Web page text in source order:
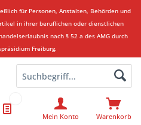
für Personen, Anstalten, Behörden und
in ihrer beruflichen oder dienstlichen
nach § 52 a des AMG durch
Freiburg.
Warenkorb
Mein Konto